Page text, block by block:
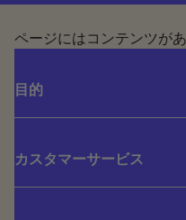
ページにはコンテンツがあ
目的
カスタマーサービス